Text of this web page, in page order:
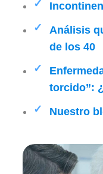
Análisis
de los 40
torcido”:
Nuestro